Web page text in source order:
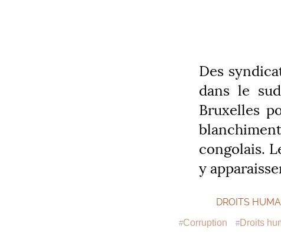
Des
dans le
Bruxelles
congolais.
y
DROITS
Corruption Droits